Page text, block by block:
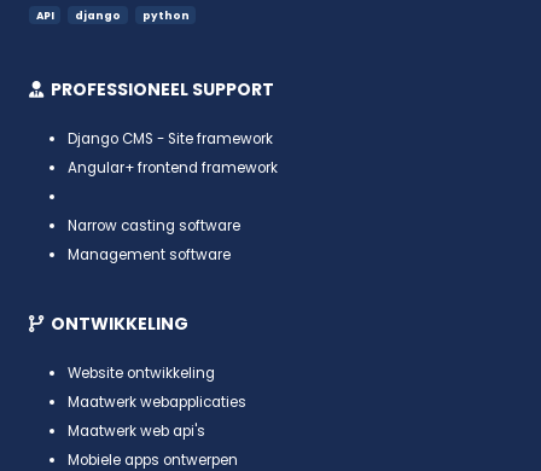
API django python
PROFESSIONEEL SUPPORT
Django CMS - Site framework
Angular+ frontend framework
Narrow casting software
Management software
ONTWIKKELING
Website ontwikkeling
Maatwerk webapplicaties
Maatwerk web api's
Mobiele apps ontwerpen